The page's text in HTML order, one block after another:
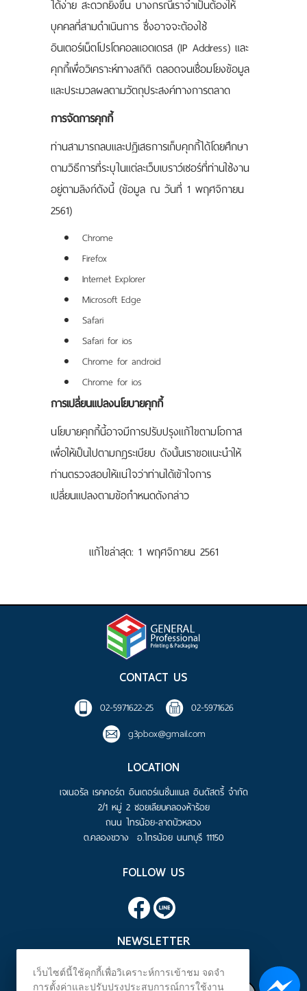
ได้ง่าย สะดวกยิ่งขึ้น บางกรณีเราจำเป็นต้องให้
บุคคลที่สามดำเนินการ ซึ่งอาจจะต้องใช้
อินเตอร์เน็ตโปรโตคอลแอดเดรส (IP Address) และ
คุกกี้เพื่อวิเคราะห์ทางสถิติ ตลอดจนเชื่อมโยงข้อมูล
และประมวลผลตามวัตถุประสงค์ทางการตลาด
การจัดการคุกกี้
ท่านสามารถลบและปฏิเสธการเก็บคุกกี้ได้โดยศึกษา
ตามวิธีการที่ระบุในแต่ละเว็บเบราว์เซอร์ที่ท่านใช้งาน
อยู่ตามลิงก์ดังนี้ (ข้อมูล ณ วันที่ 1 พฤศจิกายน
2561)
Chrome
Firefox
Internet Explorer
Microsoft Edge
Safari
Safari for ios
Chrome for android
Chrome for ios
การเปลี่ยนแปลงนโยบายคุกกี้
นโยบายคุกกี้นี้อาจมีการปรับปรุงแก้ไขตามโอกาส
เพื่อให้เป็นไปตามกฎระเบียบ ดังนั้นเราขอแนะนำให้
ท่านตรวจสอบให้แน่ใจว่าท่านได้เข้าใจการ
เปลี่ยนแปลงตามข้อกำหนดดังกล่าว
แก้ไขล่าสุด: 1 พฤศจิกายน 2561
CONTACT US
02-5971622-25
02-5971626
g3pbox@gmail.com
LOCATION
เจเนอรัล เรคคอร์ต อินเตอร์เนชั่นแนล อินดัสตรี้ จำกัด
2/1 หมู่ 2 ซอยเลียบคลองห้าร้อย
ถนน ไทรน้อย-ลาดบัวหลวง
ต.คลองขวาง อ.ไทรน้อย นนทบุรี 11150
FOLLOW US
NEWSLETTER
SIGN UP FOR THE LATEST NEWS.
เว็บไซต์นี้ใช้คุกกี้เพื่อวิเคราะห์การเข้าชม จดจำ
การตั้งค่าและปรับปรุงประสบการณ์การใช้งาน